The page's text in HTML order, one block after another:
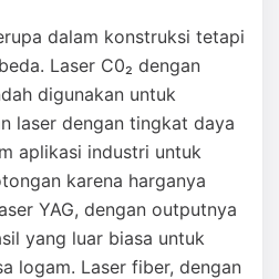
dalam konstruksi tetapi
Laser C0₂ dengan
digunakan untuk
laser dengan tingkat daya
aplikasi industri untuk
karena harganya
YAG, dengan outputnya
yang luar biasa untuk
logam. Laser fiber, dengan